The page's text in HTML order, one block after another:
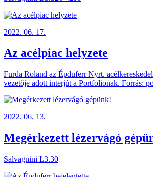
2022. 06. 17.
Az acélpiac helyzete
Furda Roland az Épduferr Nyrt.
vezetője adott interjút a Portfolionak. Forrás:
2022. 06. 13.
Megérkezett lézervágó
Salvagnini L3.30